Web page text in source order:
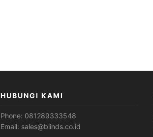
HUBUNGI KAMI
Phone: 081289333548
Email: sales@blinds.co.id